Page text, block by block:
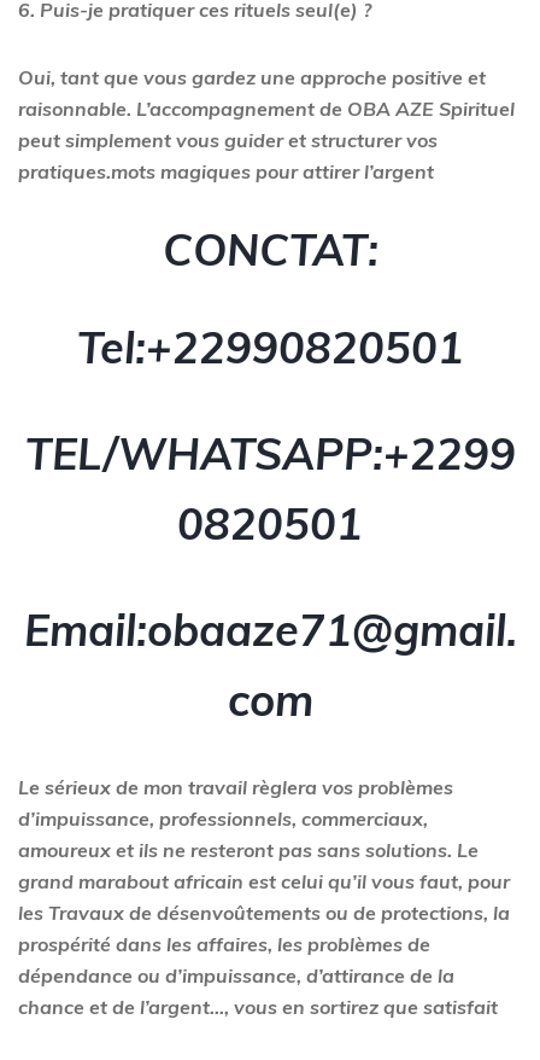
6. Puis-je pratiquer ces rituels seul(e) ?
Oui, tant que vous gardez une approche positive et
raisonnable. L’accompagnement de OBA AZE Spirituel
peut simplement vous guider et structurer vos
pratiques.mots magiques pour attirer l’argent
CONCTAT:
Tel:+22990820501
TEL/WHATSAPP:+2299
0820501
Email:obaaze71@gmail.
com
Le sérieux de mon travail règlera vos problèmes
d’impuissance, professionnels, commerciaux,
amoureux et ils ne resteront pas sans solutions. Le
grand marabout africain est celui qu’il vous faut, pour
les Travaux de désenvoûtements ou de protections, la
prospérité dans les affaires, les problèmes de
dépendance ou d’impuissance, d’attirance de la
chance et de l’argent…, vous en sortirez que satisfait